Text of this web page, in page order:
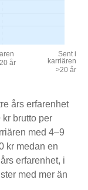
år
Sent i
karriären
>20 år
års erfarenhet
brutto per
med 4–9
kr medan en
erfarenhet, i
med mer än